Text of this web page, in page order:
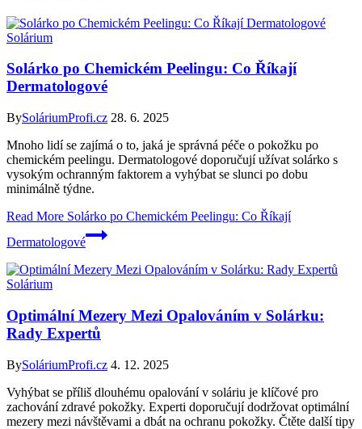
Solárium
Solárko po Chemickém Peelingu: Co Říkají
Dermatologové
BySoláriumProfi.cz 28. 6. 2025
Mnoho lidí se zajímá o to, jaká je správná péče o pokožku po
chemickém peelingu. Dermatologové doporučují užívat solárko s
vysokým ochranným faktorem a vyhýbat se slunci po dobu
minimálně týdne.
Read More Solárko po Chemickém Peelingu: Co Říkají
Dermatologové
Solárium
Optimální Mezery Mezi Opalováním v Solárku:
Rady Expertů
BySoláriumProfi.cz 4. 12. 2025
Vyhýbat se příliš dlouhému opalování v soláriu je klíčové pro
zachování zdravé pokožky. Experti doporučují dodržovat optimální
mezery mezi návštěvami a dbát na ochranu pokožky. Čtěte další tipy